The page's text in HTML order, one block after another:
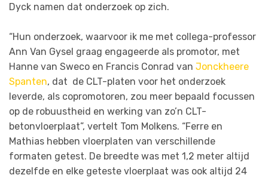
Dyck namen dat onderzoek op zich.
“Hun onderzoek, waarvoor ik me met collega-professor
Ann Van Gysel graag engageerde als promotor, met
Hanne van Sweco en Francis Conrad van Jonckheere
Spanten, dat de CLT-platen voor het onderzoek
leverde, als copromotoren, zou meer bepaald focussen
op de robuustheid en werking van zo’n CLT-
betonvloerplaat”, vertelt Tom Molkens. “Ferre en
Mathias hebben vloerplaten van verschillende
formaten getest. De breedte was met 1,2 meter altijd
dezelfde en elke geteste vloerplaat was ook altijd 24